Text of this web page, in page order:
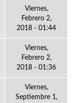
Viernes,
Febrero 2,
2018 - 01:44
Viernes,
Febrero 2,
2018 - 01:36
Viernes,
Septiembre 1,